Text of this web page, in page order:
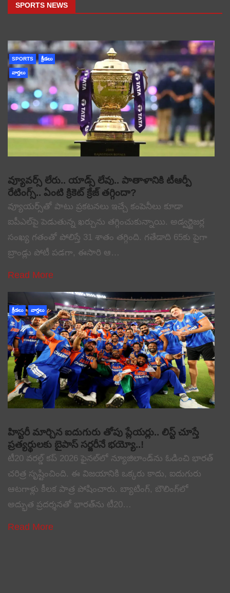
SPORTS NEWS
SPORTS క్రీడలు
వార్తలు
వ్యూవర్స్ లేరు.. యాడ్స్ లేవు.. పాతాళానికి టీఆర్పీ
రేటింగ్స్.. ఏంటి క్రికెట్ క్రేజ్ తగ్గిందా?
వ్యూయర్స్‌తో పాటు ప్రకటనలు ఇచ్చే కంపెనీలు కూడా
ఐపీఎల్‌పై పెడుతున్న ఖర్చును తగ్గించుకున్నాయి. అడ్వర్టైజర్ల
సంఖ్య గతంతో పోలిస్తే 31 శాతం తగ్గింది. గతేడాది 65కు పైగా
బ్రాండ్లు పోటీ పడగా, ఈసారి ఆ…
Read More
క్రీడలు వార్తలు
హిస్టరీ మార్చిన ఐదుగురు తోపు ప్లేయర్లు.. లిస్ట్ చూస్తే
ప్రత్యర్థులకు బైపాస్ సర్జరీనే భయ్యో..!
టీ20 వరల్డ్ కప్ 2026 ఫైనల్‌లో న్యూజిలాండ్‌ను ఓడించి భారత్
చరిత్ర సృష్టించింది. ఈ విజయానికి ఒక్కరు కాదు, ఐదుగురు
ఆటగాళ్లు కీలక పాత్ర పోషించారు. బ్యాటింగ్, బౌలింగ్‌లో
అద్భుత ప్రదర్శనతో భారత్‌ను టీ20…
Read More